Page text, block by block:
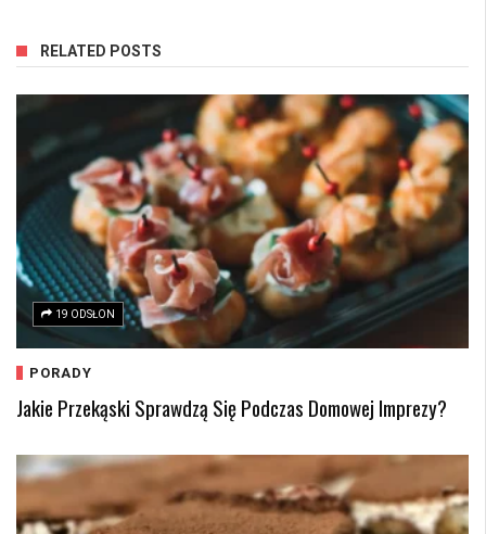
RELATED POSTS
19 ODSŁON
PORADY
Jakie Przekąski Sprawdzą Się Podczas Domowej Imprezy?